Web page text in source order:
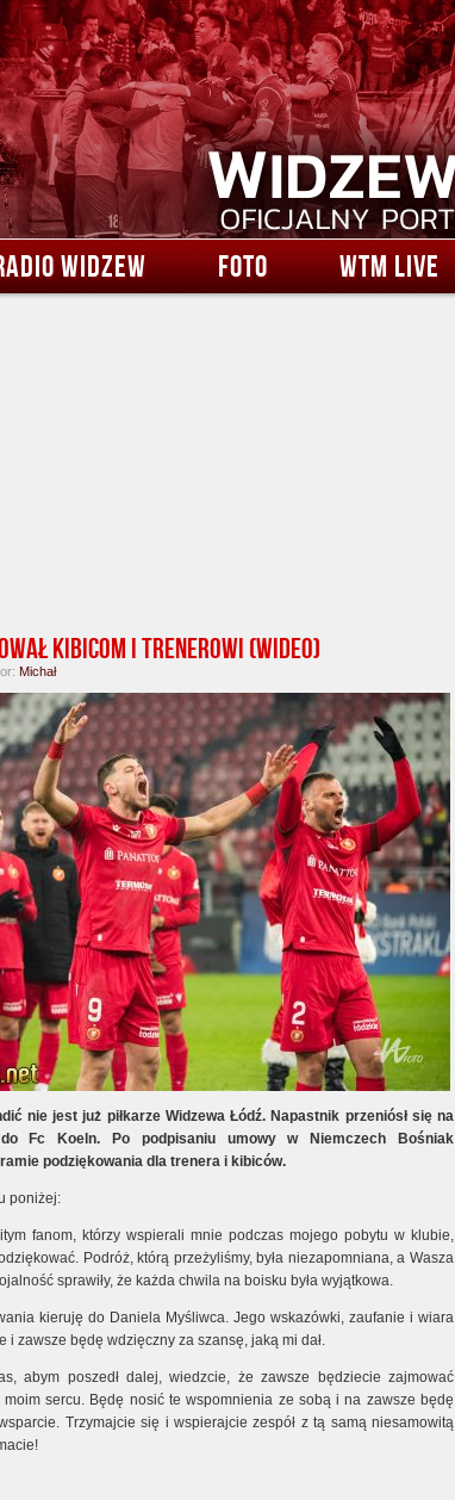
WIDZEW FOTO WTM LIVE
kibicom i trenerowi (wideo)
Michał
nie jest już piłkarze Widzewa Łódź. Napastnik przeniósł się na
Fc Koeln. Po podpisaniu umowy w Niemczech Bośniak
podziękowania dla trenera i kibiców.
poniżej:
fanom, którzy wspierali mnie podczas mojego pobytu w klubie,
Podróż, którą przeżyliśmy, była niezapomniana, a Wasza
sprawiły, że każda chwila na boisku była wyjątkowa.
kieruję do Daniela Myśliwca. Jego wskazówki, zaufanie i wiara
i zawsze będę wdzięczny za szansę, jaką mi dał.
abym poszedł dalej, wiedzcie, że zawsze będziecie zajmować
sercu. Będę nosić te wspomnienia ze sobą i na zawsze będę
Trzymajcie się i wspierajcie zespół z tą samą niesamowitą